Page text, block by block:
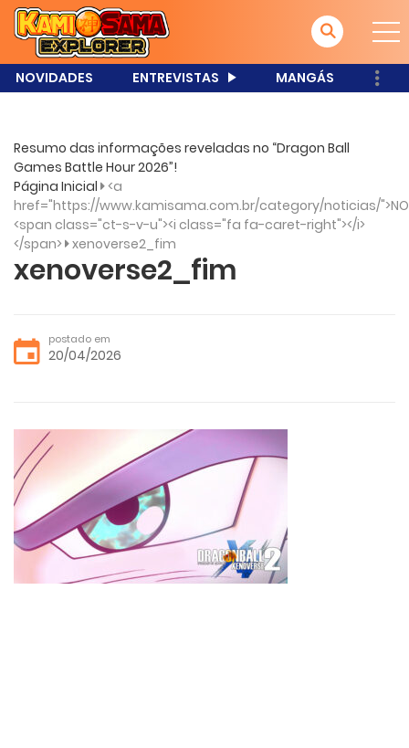
NOVIDADES ENTREVISTAS MANGÁS
Resumo das informações reveladas no “Dragon Ball
Games Battle Hour 2026”!
Página Inicial <a
href="https://www.kamisama.com.br/category/noticias/
<span class="ct-s-v-u"><i class="fa fa-caret-right"></i>
</span> xenoverse2_fim
xenoverse2_fim
postado em
20/04/2026